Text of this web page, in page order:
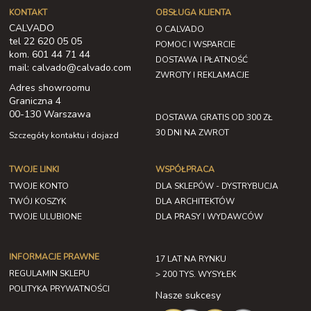
KONTAKT
CALVADO
tel 22 620 05 05
kom. 601 44 71 44
mail: calvado@calvado.com
Adres showroomu
Graniczna 4
00-130 Warszawa
Szczegóły kontaktu i dojazd
OBSŁUGA KLIENTA
O CALVADO
POMOC I WSPARCIE
DOSTAWA I PŁATNOŚĆ
ZWROTY I REKLAMACJE
DOSTAWA GRATIS OD 300 ZŁ
30 DNI NA ZWROT
TWOJE LINKI
TWOJE KONTO
TWÓJ KOSZYK
TWOJE ULUBIONE
INFORMACJE PRAWNE
REGULAMIN SKLEPU
POLITYKA PRYWATNOŚCI
WSPÓŁPRACA
DLA SKLEPÓW - DYSTRYBUCJA
DLA ARCHITEKTÓW
DLA PRASY I WYDAWCÓW
17 LAT NA RYNKU
> 200 TYS. WYSYŁEK
Nasze sukcesy